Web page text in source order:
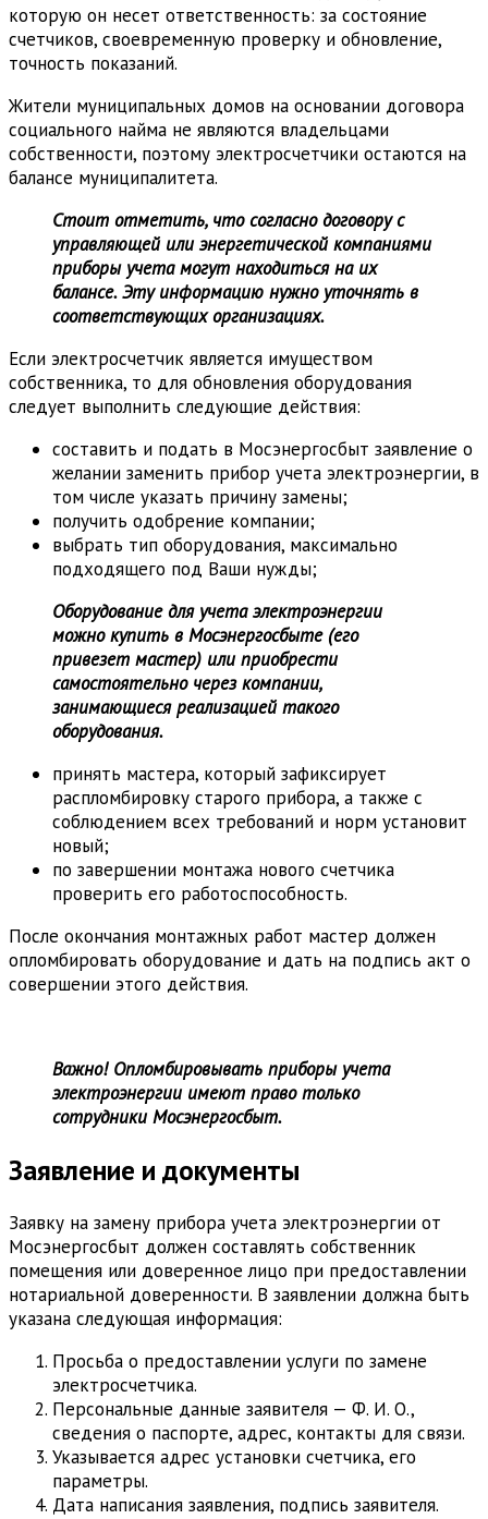
которую он несет ответственность: за состояние
счетчиков, своевременную проверку и обновление,
точность показаний.
Жители муниципальных домов на основании договора
социального найма не являются владельцами
собственности, поэтому электросчетчики остаются на
балансе муниципалитета.
Стоит отметить, что согласно договору с
управляющей или энергетической компаниями
приборы учета могут находиться на их
балансе. Эту информацию нужно уточнять в
соответствующих организациях.
Если электросчетчик является имуществом
собственника, то для обновления оборудования
следует выполнить следующие действия:
составить и подать в Мосэнергосбыт заявление о
желании заменить прибор учета электроэнергии, в
том числе указать причину замены;
получить одобрение компании;
выбрать тип оборудования, максимально
подходящего под Ваши нужды;
Оборудование для учета электроэнергии
можно купить в Мосэнергосбыте (его
привезет мастер) или приобрести
самостоятельно через компании,
занимающиеся реализацией такого
оборудования.
принять мастера, который зафиксирует
распломбировку старого прибора, а также с
соблюдением всех требований и норм установит
новый;
по завершении монтажа нового счетчика
проверить его работоспособность.
После окончания монтажных работ мастер должен
опломбировать оборудование и дать на подпись акт о
совершении этого действия.
Важно! Опломбировывать приборы учета
электроэнергии имеют право только
сотрудники Мосэнергосбыт.
Заявление и документы
Заявку на замену прибора учета электроэнергии от
Мосэнергосбыт должен составлять собственник
помещения или доверенное лицо при предоставлении
нотариальной доверенности. В заявлении должна быть
указана следующая информация:
Просьба о предоставлении услуги по замене
электросчетчика.
Персональные данные заявителя — Ф. И. О.,
сведения о паспорте, адрес, контакты для связи.
Указывается адрес установки счетчика, его
параметры.
Дата написания заявления, подпись заявителя.